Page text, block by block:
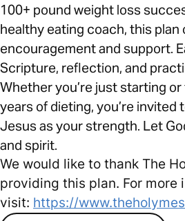
100+ pound weight loss
healthy eating coach, this
encouragement and support.
Scripture, reflection, and
Whether you’re just starting
years of dieting, you’re invited
Jesus as your strength. Let
and spirit.
We would like to thank The
providing this plan. For more
visit: https://